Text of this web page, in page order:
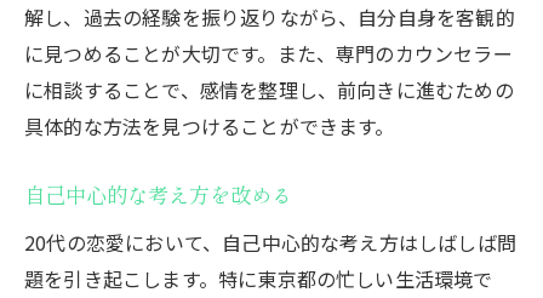
解し、過去の経験を振り返りながら、自分自身を客観的
に見つめることが大切です。また、専門のカウンセラー
に相談することで、感情を整理し、前向きに進むための
具体的な方法を見つけることができます。
自己中心的な考え方を改める
20代の恋愛において、自己中心的な考え方はしばしば問
題を引き起こします。特に東京都の忙しい生活環境で